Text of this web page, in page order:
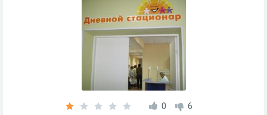
0 6